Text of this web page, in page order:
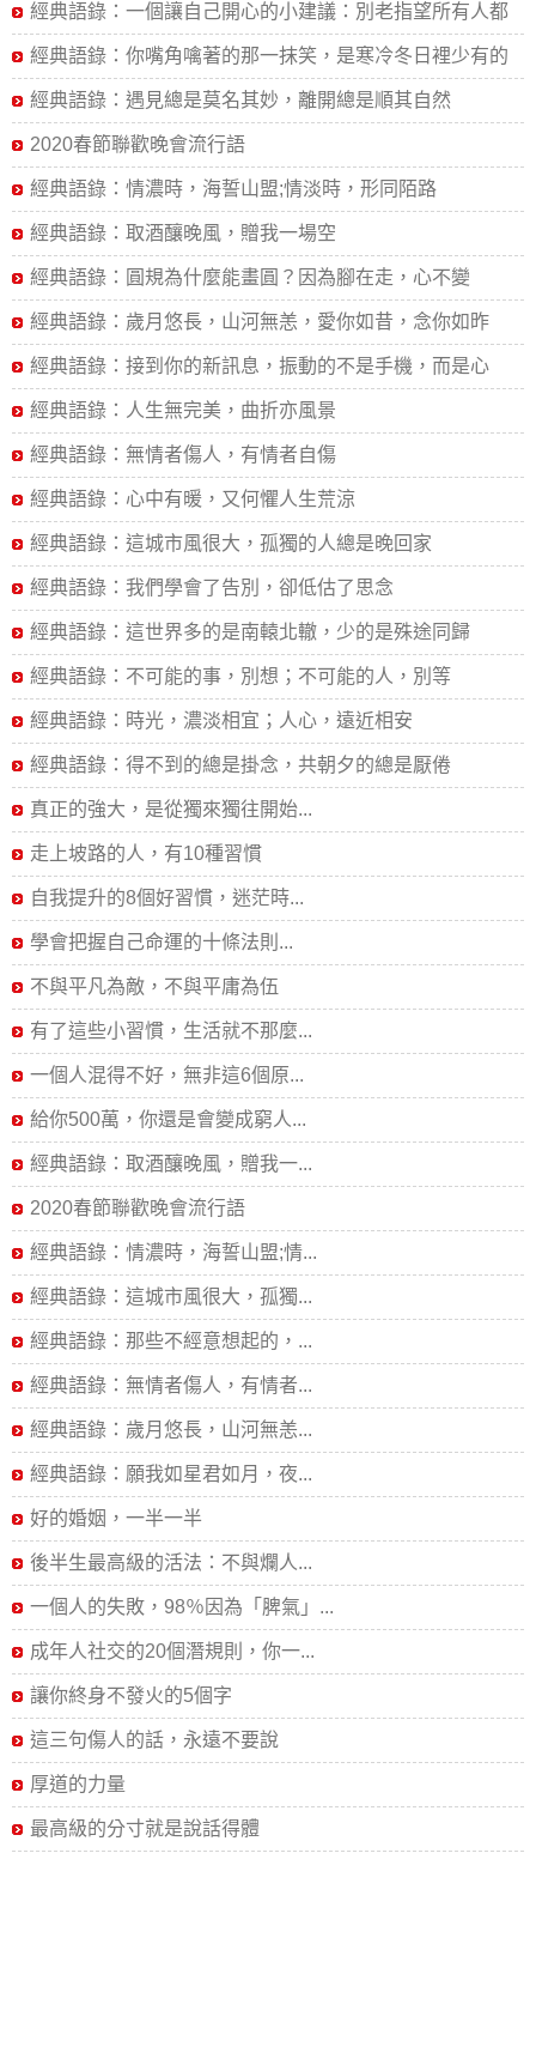
經典語錄：一個讓自己開心的小建議：別老指望所有人都
對你滿意
經典語錄：你嘴角噙著的那一抹笑，是寒冷冬日裡少有的
熱望
經典語錄：遇見總是莫名其妙，離開總是順其自然
2020春節聯歡晚會流行語
經典語錄：情濃時，海誓山盟;情淡時，形同陌路
經典語錄：取酒釀晚風，贈我一場空
經典語錄：圓規為什麼能畫圓？因為腳在走，心不變
經典語錄：歲月悠長，山河無恙，愛你如昔，念你如昨
經典語錄：接到你的新訊息，振動的不是手機，而是心
經典語錄：人生無完美，曲折亦風景
經典語錄：無情者傷人，有情者自傷
經典語錄：心中有暖，又何懼人生荒涼
經典語錄：這城市風很大，孤獨的人總是晚回家
經典語錄：我們學會了告別，卻低估了思念
經典語錄：這世界多的是南轅北轍，少的是殊途同歸
經典語錄：不可能的事，別想；不可能的人，別等
經典語錄：時光，濃淡相宜；人心，遠近相安
經典語錄：得不到的總是掛念，共朝夕的總是厭倦
真正的強大，是從獨來獨往開始...
走上坡路的人，有10種習慣
自我提升的8個好習慣，迷茫時...
學會把握自己命運的十條法則...
不與平凡為敵，不與平庸為伍
有了這些小習慣，生活就不那麼...
一個人混得不好，無非這6個原...
給你500萬，你還是會變成窮人...
經典語錄：取酒釀晚風，贈我一...
2020春節聯歡晚會流行語
經典語錄：情濃時，海誓山盟;情...
經典語錄：這城市風很大，孤獨...
經典語錄：那些不經意想起的，...
經典語錄：無情者傷人，有情者...
經典語錄：歲月悠長，山河無恙...
經典語錄：願我如星君如月，夜...
好的婚姻，一半一半
後半生最高級的活法：不與爛人...
一個人的失敗，98％因為「脾氣」...
成年人社交的20個潛規則，你一...
讓你終身不發火的5個字
這三句傷人的話，永遠不要說
厚道的力量
最高級的分寸就是說話得體